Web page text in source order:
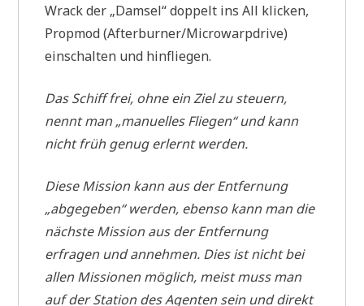
Wrack der „Damsel“ doppelt ins All klicken,
Propmod (Afterburner/Microwarpdrive)
einschalten und hinfliegen.
Das Schiff frei, ohne ein Ziel zu steuern,
nennt man „manuelles Fliegen“ und kann
nicht früh genug erlernt werden.
Diese Mission kann aus der Entfernung
„abgegeben“ werden, ebenso kann man die
nächste Mission aus der Entfernung
erfragen und annehmen. Dies ist nicht bei
allen Missionen möglich, meist muss man
auf der Station des Agenten sein und direkt